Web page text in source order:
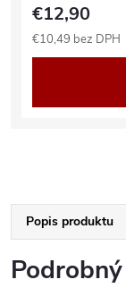
€12,90
€10,49 bez DPH
Popis produktu